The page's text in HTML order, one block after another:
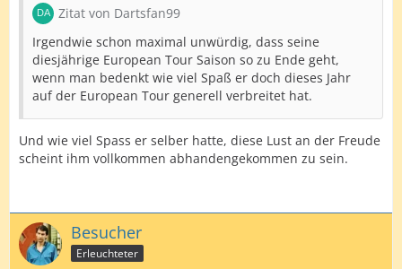
Zitat von Dartsfan99
Irgendwie schon maximal unwürdig, dass seine
diesjährige European Tour Saison so zu Ende geht,
wenn man bedenkt wie viel Spaß er doch dieses Jahr
auf der European Tour generell verbreitet hat.
Und wie viel Spass er selber hatte, diese Lust an der Freude
scheint ihm vollkommen abhandengekommen zu sein.
Besucher
Erleuchteter